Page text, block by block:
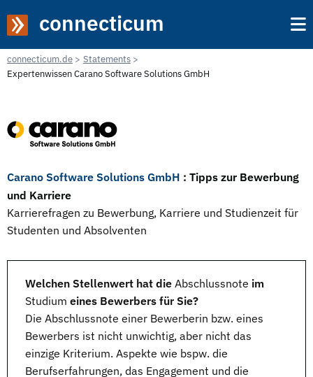
connecticum
connecticum.de
Statements
Expertenwissen Carano Software Solutions GmbH
Carano Software Solutions GmbH : Tipps zur Bewerbung
und Karriere
Karrierefragen zu Bewerbung, Karriere und Studienzeit für
Studenten und Absolventen
Welchen Stellenwert hat die Abschlussnote im
Studium eines Bewerbers für Sie?
Die Abschlussnote einer Bewerberin bzw. eines
Bewerbers ist nicht unwichtig, aber nicht das
einzige Kriterium. Aspekte wie bspw. die
Berufserfahrungen, das Engagement und die